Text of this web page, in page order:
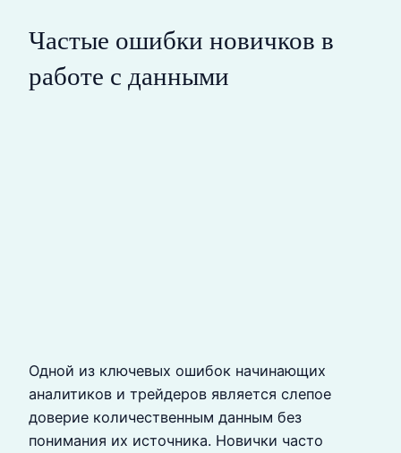
Частые ошибки новичков в
работе с данными
Одной из ключевых ошибок начинающих
аналитиков и трейдеров является слепое
доверие количественным данным без
понимания их источника. Новички часто